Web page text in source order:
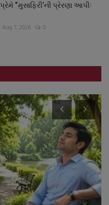
“મુસાફિરી’ની પ્રેરણા આપીઃ
Aug 7, 2026 0